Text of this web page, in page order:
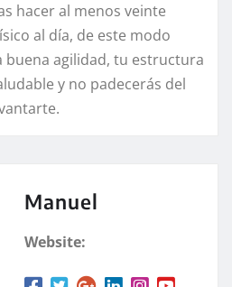
hacer al menos veinte
al día, de este modo
agilidad, tu estructura
y no padecerás del
Manuel
Website: